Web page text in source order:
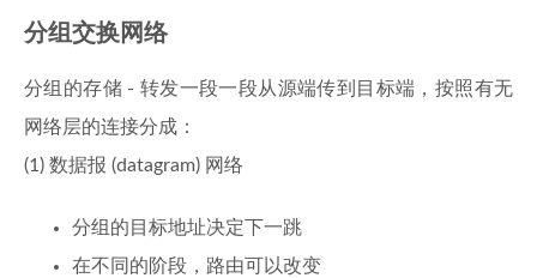
分组交换网络
分组的存储 - 转发一段一段从源端传到目标端，按照有无
网络层的连接分成：
(1) 数据报 (datagram) 网络
分组的目标地址决定下一跳
在不同的阶段，路由可以改变